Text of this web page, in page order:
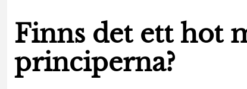
Finns det ett hot
principerna?